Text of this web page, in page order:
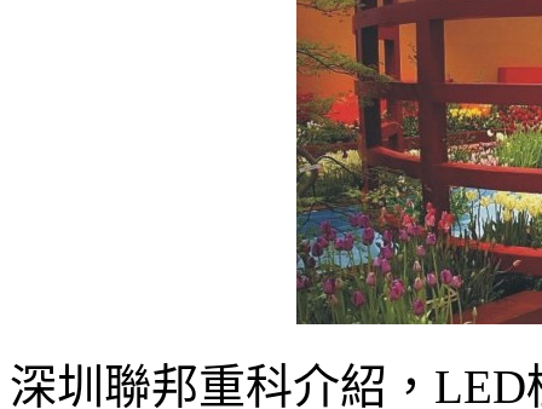
深圳聯邦重科介紹，